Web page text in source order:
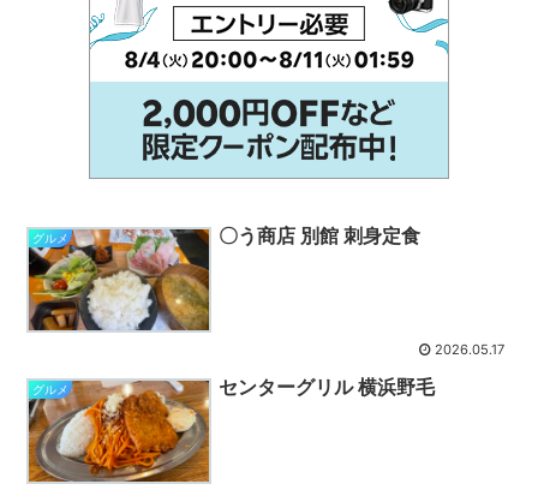
グルメ 〇う商店 別館 刺身定食
2026.05.17
グルメ センターグリル 横浜野毛